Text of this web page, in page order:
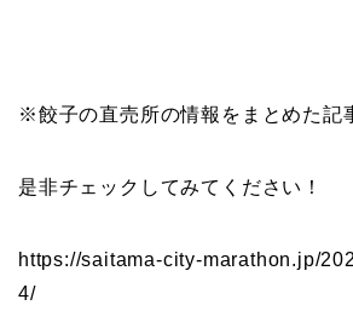
※餃子の直売所の情報をまとめた記
是非チェックしてみてください！
https://saitama-city-marathon.jp/
4/